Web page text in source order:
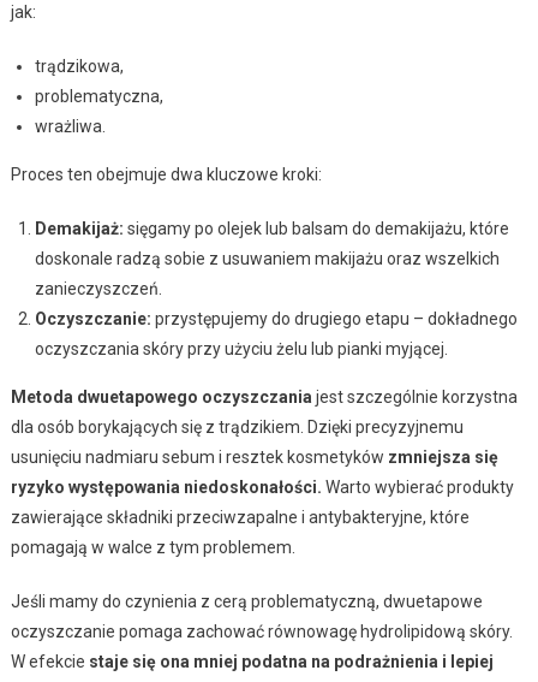
jak:
trądzikowa,
problematyczna,
wrażliwa.
Proces ten obejmuje dwa kluczowe kroki:
Demakijaż: sięgamy po olejek lub balsam do demakijażu, które
doskonale radzą sobie z usuwaniem makijażu oraz wszelkich
zanieczyszczeń.
Oczyszczanie: przystępujemy do drugiego etapu – dokładnego
oczyszczania skóry przy użyciu żelu lub pianki myjącej.
Metoda dwuetapowego oczyszczania jest szczególnie korzystna
dla osób borykających się z trądzikiem. Dzięki precyzyjnemu
usunięciu nadmiaru sebum i resztek kosmetyków zmniejsza się
ryzyko występowania niedoskonałości. Warto wybierać produkty
zawierające składniki przeciwzapalne i antybakteryjne, które
pomagają w walce z tym problemem.
Jeśli mamy do czynienia z cerą problematyczną, dwuetapowe
oczyszczanie pomaga zachować równowagę hydrolipidową skóry.
W efekcie staje się ona mniej podatna na podrażnienia i lepiej